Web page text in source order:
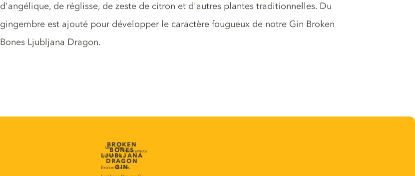
d'angélique, de réglisse, de zeste de citron et d'autres plantes traditionnelles. Du
gingembre est ajouté pour développer le caractère fougueux de notre Gin Broken
Bones Ljubljana Dragon.